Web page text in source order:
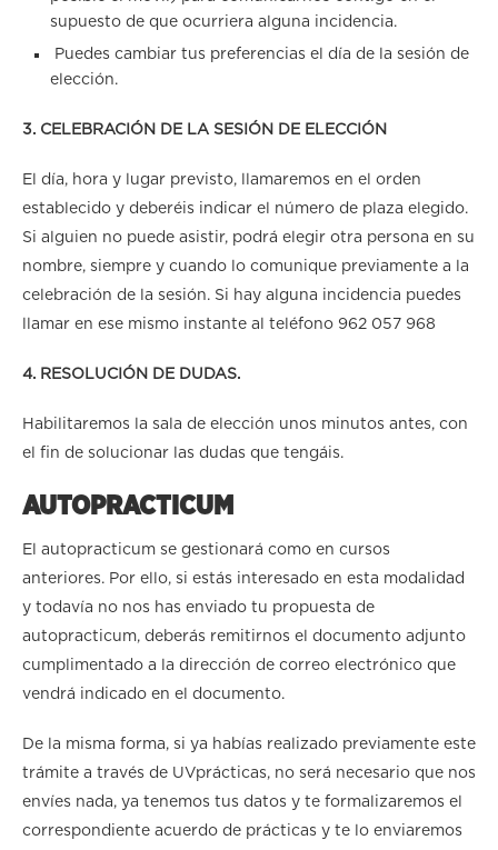
supuesto de que ocurriera alguna incidencia.
Puedes cambiar tus preferencias el día de la sesión de
elección.
3. CELEBRACIÓN DE LA SESIÓN DE ELECCIÓN
El día, hora y lugar previsto, llamaremos en el orden
establecido y deberéis indicar el número de plaza elegido.
Si alguien no puede asistir, podrá elegir otra persona en su
nombre, siempre y cuando lo comunique previamente a la
celebración de la sesión. Si hay alguna incidencia puedes
llamar en ese mismo instante al teléfono 962 057 968
4. RESOLUCIÓN DE DUDAS.
Habilitaremos la sala de elección unos minutos antes, con
el fin de solucionar las dudas que tengáis.
AUTOPRACTICUM
El autopracticum se gestionará como en cursos
anteriores. Por ello, si estás interesado en esta modalidad
y todavía no nos has enviado tu propuesta de
autopracticum, deberás remitirnos el documento adjunto
cumplimentado a la dirección de correo electrónico que
vendrá indicado en el documento.
De la misma forma, si ya habías realizado previamente este
trámite a través de UVprácticas, no será necesario que nos
envíes nada, ya tenemos tus datos y te formalizaremos el
correspondiente acuerdo de prácticas y te lo enviaremos